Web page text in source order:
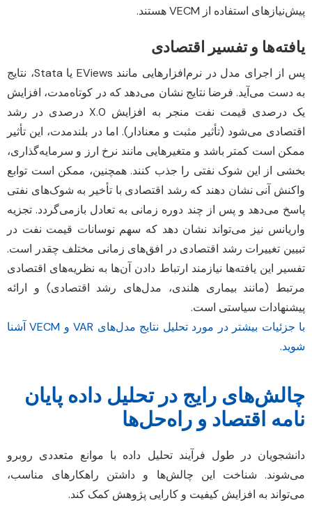
پیش‌نیازهای استفاده از VECM هستند.
یافته‌ها و تفسیر اقتصادی
پس از اجرای مدل در نرم‌افزارهایی مانند EViews یا Stata، نتایج
به دست می‌آید. فرضا نتایج نشان می‌دهد که در کوتاه‌مدت، افزایش
یک درصدی قیمت نفت منجر به افزایش 0.X درصدی در رشد
اقتصادی می‌شود (تأثیر مثبت و معنادار). اما در بلندمدت، این تأثیر
ممکن است کمتر باشد و متغیرهایی مانند نرخ ارز و سرمایه‌گذاری،
بخشی از این شوک نفتی را جذب کنند. همچنین، ممکن است توابع
واکنش آنی نشان دهند که رشد اقتصادی با تأخیر به شوک‌های نفتی
پاسخ می‌دهد و پس از چند دوره زمانی به تعادل بازمی‌گردد. تجزیه
واریانس نیز می‌تواند نشان دهد که سهم نوسانات قیمت نفت در
تبیین تغییرات رشد اقتصادی در افق‌های زمانی مختلف چقدر است.
تفسیر این یافته‌ها نیازمند ارتباط دادن آن‌ها به نظریه‌های اقتصادی
مرتبط (مانند بیماری هلندی، مدل‌های رشد اقتصادی) و ارائه
پیشنهادات سیاستی است.
با جزئیات بیشتر در مورد تحلیل نتایج مدل‌های VAR و VECM آشنا
شوید.
چالش‌های رایج در تحلیل داده پایان
نامه اقتصاد و راه‌حل‌ها
دانشجویان در طول فرآیند تحلیل داده با موانع متعددی روبرو
می‌شوند. شناخت این چالش‌ها و داشتن راهکارهای مناسب،
می‌تواند به افزایش کیفیت و کارایی پژوهش کمک کند.